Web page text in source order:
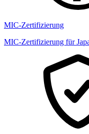
MIC-Zertifizierung
MIC-Zertifizierung für